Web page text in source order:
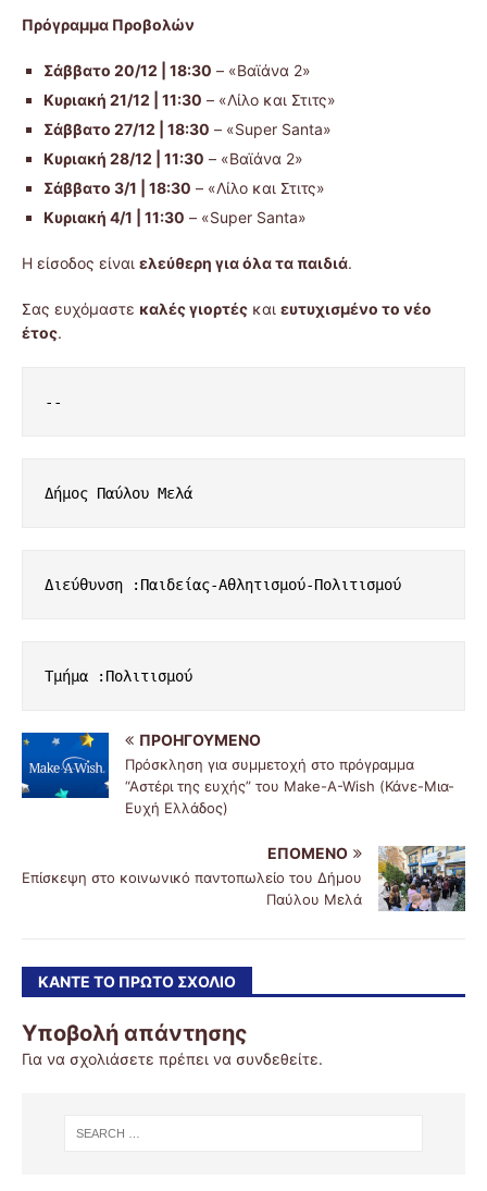
Πρόγραμμα Προβολών
Σάββατο 20/12 | 18:30 – «Βαϊάνα 2»
Κυριακή 21/12 | 11:30 – «Λίλο και Στιτς»
Σάββατο 27/12 | 18:30 – «Super Santa»
Κυριακή 28/12 | 11:30 – «Βαϊάνα 2»
Σάββατο 3/1 | 18:30 – «Λίλο και Στιτς»
Κυριακή 4/1 | 11:30 – «Super Santa»
Η είσοδος είναι ελεύθερη για όλα τα παιδιά.
Σας ευχόμαστε καλές γιορτές και ευτυχισμένο το νέο
έτος.
--
Δήμος Παύλου Μελά
Διεύθυνση :Παιδείας-Αθλητισμού-Πολιτισμού
Τμήμα :Πολιτισμού
ΠΡΟΗΓΟΎΜΕΝΟ
Πρόσκληση για συμμετοχή στο πρόγραμμα
“Αστέρι της ευχής” του Make-A-Wish (Κάνε-Μια-
Ευχή Ελλάδος)
ΕΠΌΜΕΝΟ
Επίσκεψη στο κοινωνικό παντοπωλείο του Δήμου
Παύλου Μελά
ΚΆΝΤΕ ΤΟ ΠΡΏΤΟ ΣΧΌΛΙΟ
Υποβολή απάντησης
Για να σχολιάσετε πρέπει να συνδεθείτε.